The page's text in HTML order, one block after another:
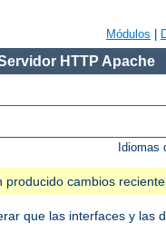
Módulos
HTTP Apache
Idiomas
cambios
que las interfaces y las